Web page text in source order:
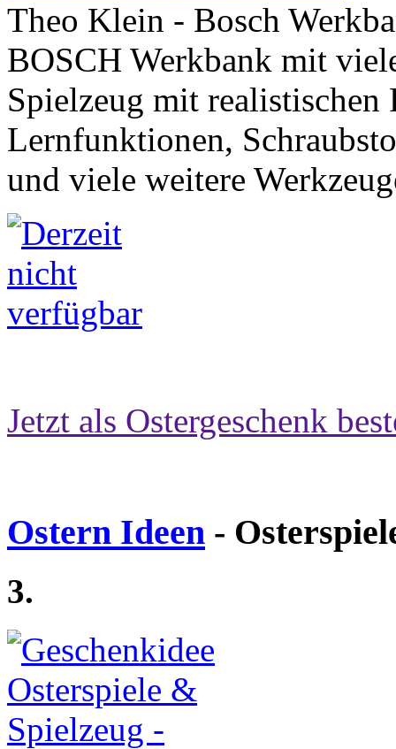
Theo Klein - Bosch
BOSCH Werkbank mit
Spielzeug mit
Lernfunktionen,
und viele weitere
Jetzt als Ostergeschenk
Ostern Ideen -
3.